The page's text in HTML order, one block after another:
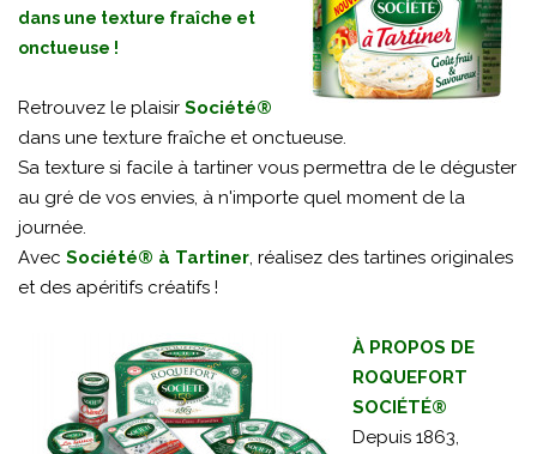
dans une texture fraîche et
onctueuse !
Retrouvez le plaisir Société®
dans une texture fraîche et onctueuse.
Sa texture si facile à tartiner vous permettra de le déguster
au gré de vos envies, à n'importe quel moment de la
journée.
Avec Société® à Tartiner , réalisez des tartines originales
et des apéritifs créatifs !
À PROPOS DE
ROQUEFORT
SOCIÉTÉ®
Depuis 1863,